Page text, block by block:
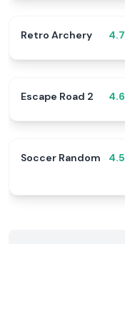
Retro Archery 4.7
Escape Road 2 4.6
Soccer Random 4.5